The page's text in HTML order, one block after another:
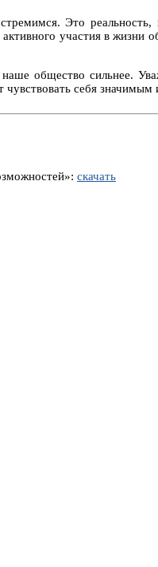
Это
участия в жизни
общество сильнее.
себя
скачать